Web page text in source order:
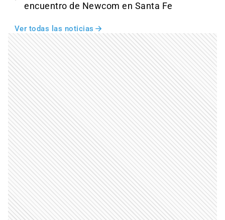
encuentro de Newcom en Santa Fe
Ver todas las noticias